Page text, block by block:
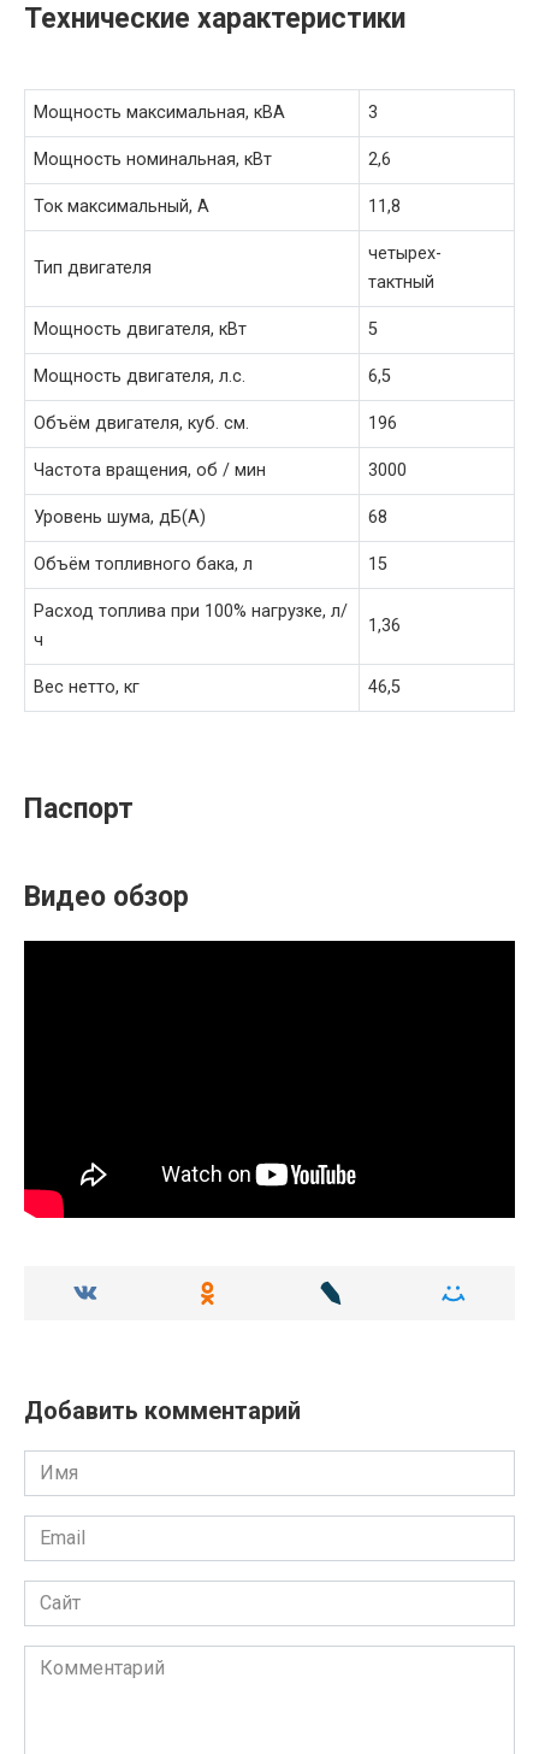
Технические характеристики
Мощность максимальная, кВА 3
Мощность номинальная, кВт 2,6
Ток максимальный, А 11,8
Тип двигателя
четырех-
тактный
Мощность двигателя, кВт 5
Мощность двигателя, л.с. 6,5
Объём двигателя, куб. см. 196
Частота вращения, об / мин 3000
Уровень шума, дБ(А) 68
Объём топливного бака, л 15
Расход топлива при 100% нагрузке, л/
ч
1,36
Вес нетто, кг 46,5
Паспорт
Видео обзор
Добавить комментарий
Имя
Email
Сайт
Комментарий